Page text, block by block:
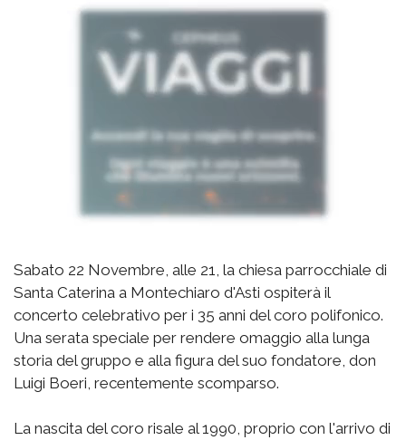
Sabato 22 Novembre, alle 21, la chiesa parrocchiale di
Santa Caterina a Montechiaro d'Asti ospiterà il
concerto celebrativo per i 35 anni del coro polifonico.
Una serata speciale per rendere omaggio alla lunga
storia del gruppo e alla figura del suo fondatore, don
Luigi Boeri, recentemente scomparso.
La nascita del coro risale al 1990, proprio con l'arrivo di